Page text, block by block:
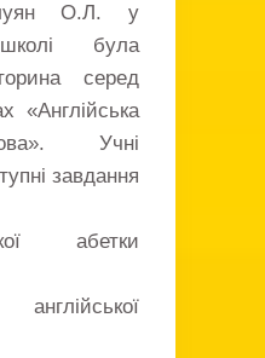
О.Л. у
школі була
серед
«Англійська
Учні
завдання
абетки